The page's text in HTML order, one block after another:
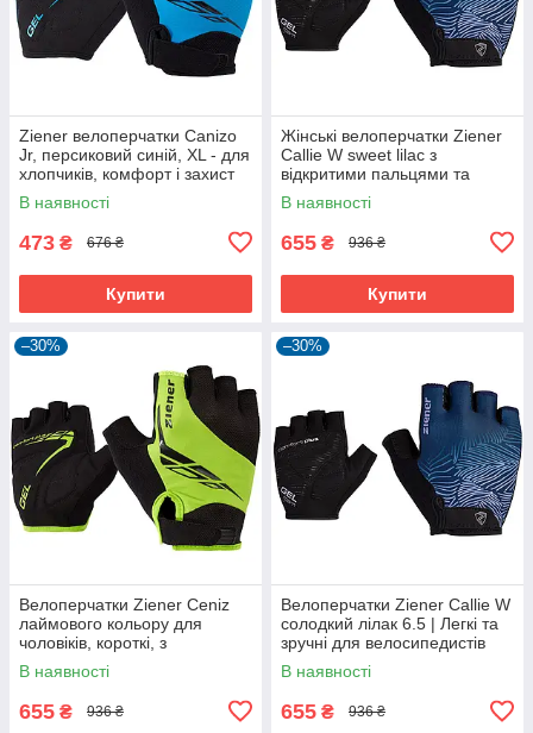
Ziener велоперчатки Canizo
Jr, персиковий синій, XL - для
хлопчиків, комфорт і захист
В наявності
473 ₴ 676 ₴
Купити
Жінські велоперчатки Ziener
Callie W sweet lilac з
відкритими пальцями та
дихаючою шкірою Amara
В наявності
655 ₴ 936 ₴
Купити
–30%
Велоперчатки Ziener Ceniz
лаймового кольору для
чоловіків, короткі, з
амортизуючими вставками та
гелевими подушечками
В наявності
655 ₴ 936 ₴
–30%
Велоперчатки Ziener Callie W
солодкий лілак 6.5 | Легкі та
зручні для велосипедистів
В наявності
655 ₴ 936 ₴